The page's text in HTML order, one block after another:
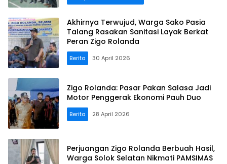
Akhirnya Terwujud, Warga Sako Pasia
Talang Rasakan Sanitasi Layak Berkat
Peran Zigo Rolanda
Berita 30 April 2026
Zigo Rolanda: Pasar Pakan Salasa Jadi
Motor Penggerak Ekonomi Pauh Duo
Berita 28 April 2026
Perjuangan Zigo Rolanda Berbuah Hasil,
Warga Solok Selatan Nikmati PAMSIMAS